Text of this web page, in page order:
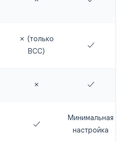
✗ (только
BCC)
✓
✗ ✓
✓
Минимальная
настройка